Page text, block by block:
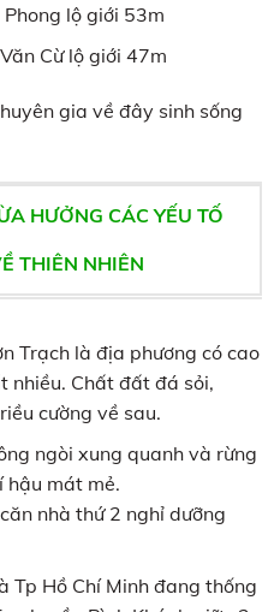
lộ giới 53m
Cừ lộ giới 47m
gia về đây sinh sống
HƯỞNG CÁC YẾU TỐ
THIÊN NHIÊN
Trạch là địa phương có cao
nhiều. Chất đất đá sỏi,
cường về sau.
ngòi xung quanh và rừng
hậu mát mẻ.
nhà thứ 2 nghỉ dưỡng
Tp Hồ Chí Minh đang thống